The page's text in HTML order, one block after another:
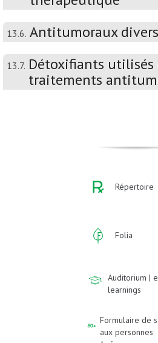
13.6. Antitumoraux divers
13.7. Détoxifiants utilisés
traitements
Répertoire
Folia
Auditorium |
learnings
Formulaire de
aux personnes